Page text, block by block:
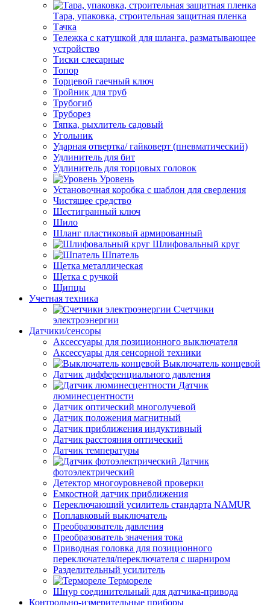
Тара, упаковка, строительная защитная пленка
Тачка
Тележка с катушкой для шланга, разматывающее
устройство
Тиски слесарные
Топор
Торцевой гаечный ключ
Тройник для труб
Трубогиб
Труборез
Тяпка, рыхлитель садовый
Угольник
Ударная отвертка/ гайковерт (пневматический)
Удлинитель для бит
Удлинитель для торцовых головок
Уровень
Установочная коробка с шаблон для сверления
Чистящее средство
Шестигранный ключ
Шило
Шланг пластиковый армированный
Шлифовальный круг
Шпатель
Щетка металлическая
Щетка с ручкой
Щипцы
Учетная техника
Счетчики
электроэнергии
Датчики/сенсоры
Аксессуары для позиционного выключателя
Аксессуары для сенсорной техники
Выключатель концевой
Датчик дифференциального давления
Датчик
люминесцентности
Датчик оптический многолучевой
Датчик положения магнитный
Датчик приближения индуктивный
Датчик расстояния оптический
Датчик температуры
Датчик
фотоэлектрический
Детектор многоуровневой проверки
Емкостной датчик приближения
Переключающий усилитель стандарта NAMUR
Поплавковый выключатель
Преобразователь давления
Преобразователь значения тока
Приводная головка для позиционного
переключателя/переключателя с шарниром
Разделительный усилитель
Термореле
Шнур соединительный для датчика-привода
Контрольно-измерительные приборы